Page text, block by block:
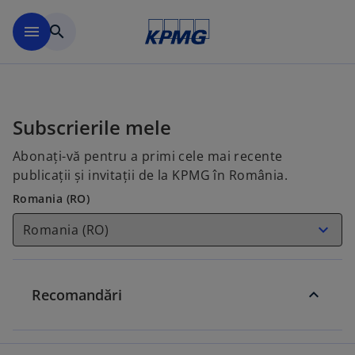
menu search
Subscrierile mele
Abonați-vă pentru a primi cele mai recente
publicații și invitații de la KPMG în România.
Romania (RO)
Recomandări